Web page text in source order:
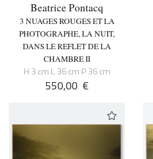
Beatrice Pontacq
3 NUAGES ROUGES ET LA
PHOTOGRAPHE, LA NUIT,
DANS LE REFLET DE LA
CHAMBRE II
H 3 cm L 36 cm P 36 cm
550,00 €